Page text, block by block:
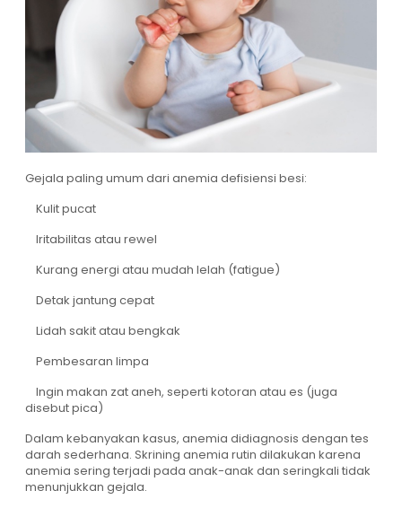
Gejala paling umum dari anemia defisiensi besi:
Kulit pucat
Iritabilitas atau rewel
Kurang energi atau mudah lelah (fatigue)
Detak jantung cepat
Lidah sakit atau bengkak
Pembesaran limpa
Ingin makan zat aneh, seperti kotoran atau es (juga
disebut pica)
Dalam kebanyakan kasus, anemia didiagnosis dengan tes
darah sederhana. Skrining anemia rutin dilakukan karena
anemia sering terjadi pada anak-anak dan seringkali tidak
menunjukkan gejala.